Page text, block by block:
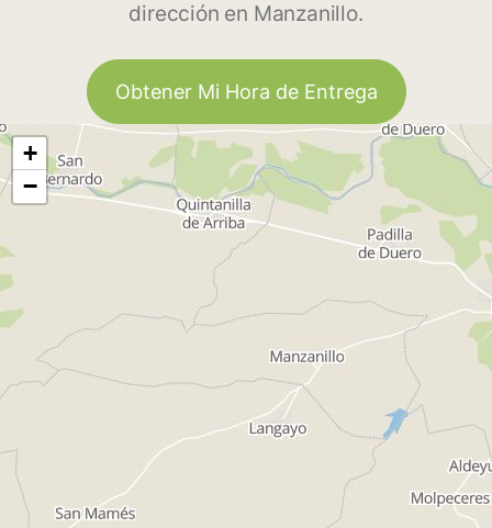
dirección en Manzanillo.
Obtener Mi Hora de Entrega
+
−